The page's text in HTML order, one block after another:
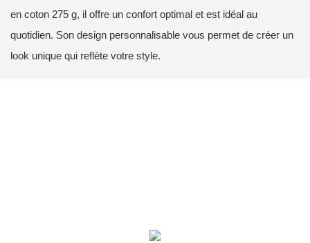
en coton 275 g, il offre un confort optimal et est idéal au
quotidien. Son design personnalisable vous permet de créer un
look unique qui reflète votre style.